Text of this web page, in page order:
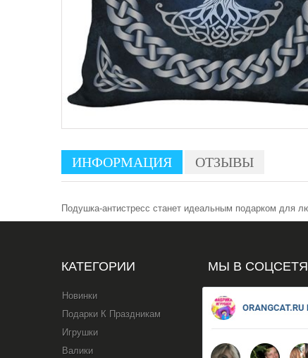
ИНФОРМАЦИЯ ОТЗЫВЫ
Подушка-антистресс станет идеальным подарком для
КАТЕГОРИИ
Новинки
Подарки К Праздникам
Игрушки
Валики
МЫ В